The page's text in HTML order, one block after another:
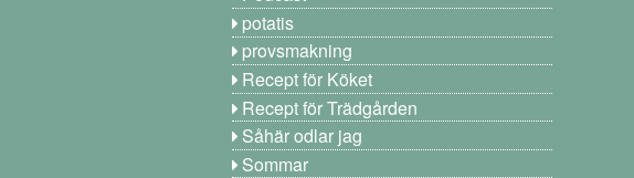
potatis
provsmakning
Recept för Köket
Recept för Trädgården
Såhär odlar jag
Sommar